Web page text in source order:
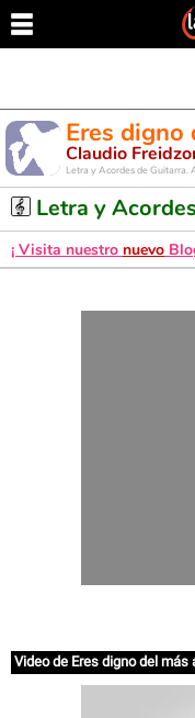
Eres digno
Claudio
Letra y Acordes de Guitarra.
Letra y Acordes
¡ Visita nuestro nuevo
Video de Eres digno del más